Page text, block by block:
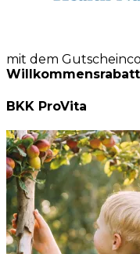
mit dem
Willkommensrabatt
BKK ProVita